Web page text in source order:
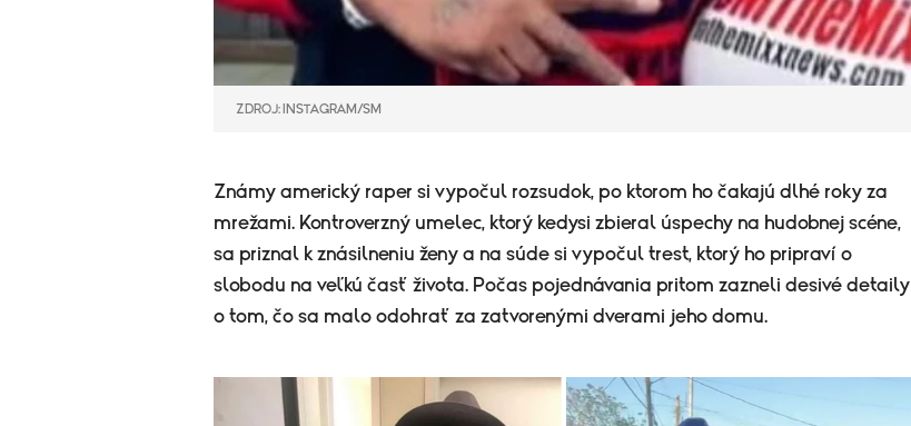
ZDROJ: INSTAGRAM/SM
Známy americký raper si vypočul rozsudok, po ktorom ho čakajú dlhé roky za
mrežami. Kontroverzný umelec, ktorý kedysi zbieral úspechy na hudobnej scéne,
sa priznal k znásilneniu ženy a na súde si vypočul trest, ktorý ho pripraví o
slobodu na veľkú časť života. Počas pojednávania pritom zazneli desivé detaily
o tom, čo sa malo odohrať za zatvorenými dverami jeho domu.